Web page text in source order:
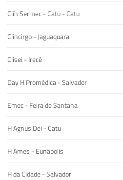
Clín Sermec - Catu - Catu
Clincirgo - Jaguaquara
Clisei - Irecê
Day H Promédica - Salvador
Emec - Feira de Santana
H Agnus Dei - Catu
H Ames - Eunápolis
H da Cidade - Salvador